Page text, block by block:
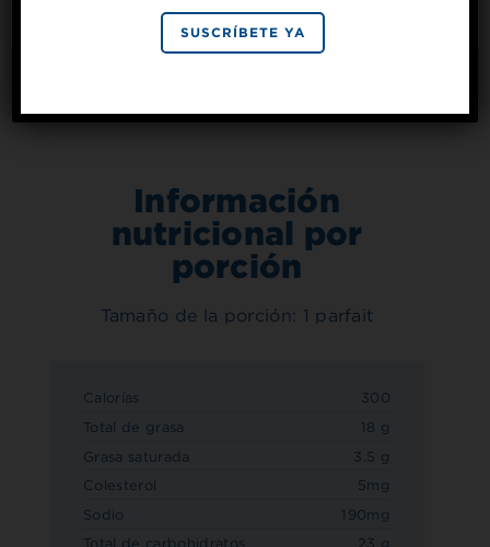
Splenda® Endulzante Líquido
con Stevia
Información
nutricional por
porción
Tamaño de la porción: 1 parfait
Calorías
300
Total de grasa
18 g
Grasa saturada
3.5 g
Colesterol
5mg
Sodio
190mg
Total de carbohidratos
23 g
SUSCRÍBETE YA